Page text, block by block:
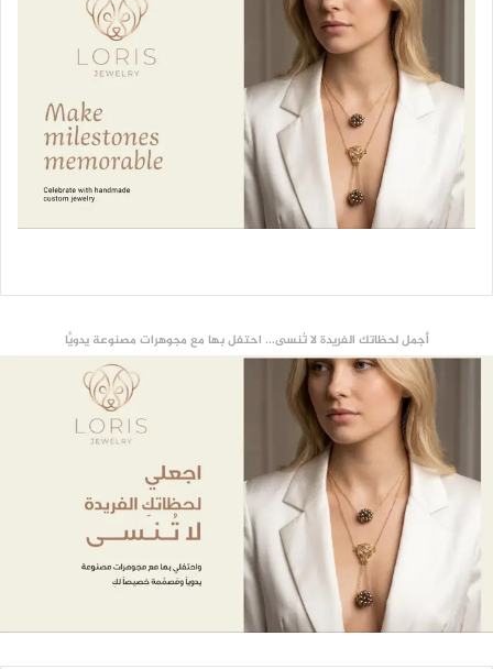
أجمل لحظاتك الفريدة لا تُنسى... احتفل بها مع مجوهرات مصنوعة يدويًّا